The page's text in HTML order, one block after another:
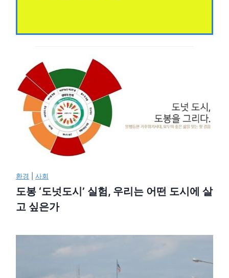
환경 |사회
도봉 ‘도넛도시’ 실험, 우리는 어떤 도시에 살
고 싶은가